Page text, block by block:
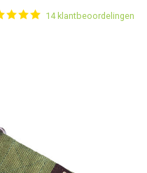
14 klantbeoordelingen